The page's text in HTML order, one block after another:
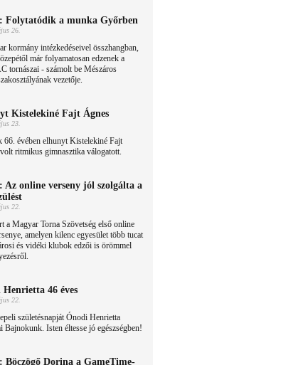
Folytatódik a munka Győrben
26.
kormány intézkedéseivel összhangban,
már folyamatosan edzenek a
tornászai - számolt be Mészáros
vezetője.
Kistelekiné Fajt Ágnes
23.
66. évében elhunyt Kistelekiné Fajt
ritmikus gimnasztika válogatott.
Az online verseny jól szolgálta a
22.
a Magyar Torna Szövetség első online
amelyen kilenc egyesület több tucat
és vidéki klubok edzői is örömmel
46 éves
22.
születésnapját Ónodi Henrietta
Bajnokunk. Isten éltesse jó egészségben!
Böczögő Dorina a GameTime-